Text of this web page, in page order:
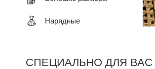
Нарядные
СПЕЦИАЛЬНО ДЛЯ ВАС